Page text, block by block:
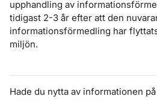
upphandling av
tidigast 2-3 år efter att den
informationsförmedling har
miljön.
Hade du nytta av informationen